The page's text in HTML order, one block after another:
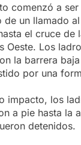
comenzó a
un llamado al
el cruce de
Oeste. Los
la barrera
por una
impacto, los
a pie hasta la
detenidos.